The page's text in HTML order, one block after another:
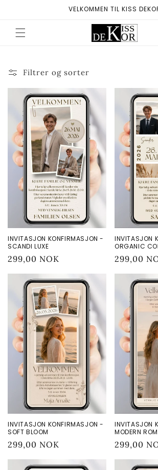
VELKOMMEN TIL KISS
Filtrer og sorter
INVITASJON KONFIRMASJON -
SCANDI LUXE
Vanlig
299,00 NOK
INVITASJON
ORGANIC
Vanlig
299,00
INVITASJON KONFIRMASJON -
SOFT BLOOM
Vanlig
299,00 NOK
INVITASJON
MODERN
Vanlig
299,00